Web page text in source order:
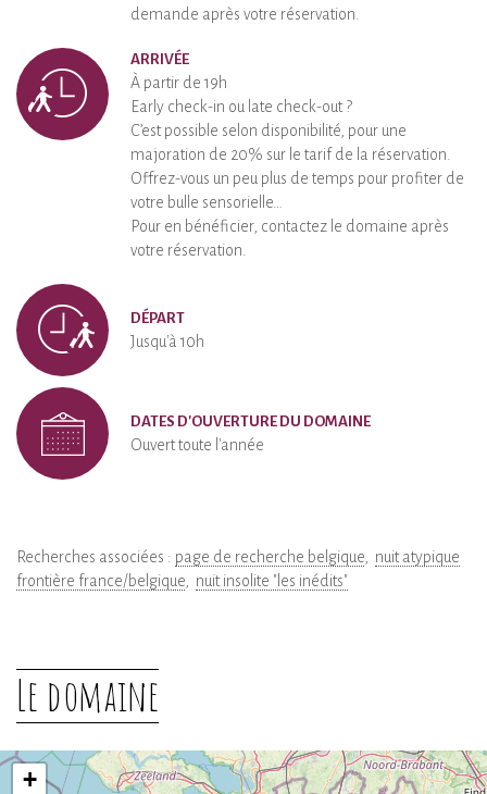
demande après votre réservation.
ARRIVÉE
À partir de 19h
Early check-in ou late check-out ?
C’est possible selon disponibilité, pour une
majoration de 20% sur le tarif de la réservation.
Offrez-vous un peu plus de temps pour profiter de
votre bulle sensorielle…
Pour en bénéficier, contactez le domaine après
votre réservation.
DÉPART
Jusqu'à 10h
DATES D'OUVERTURE DU DOMAINE
Ouvert toute l'année
Recherches associées : page de recherche belgique
nuit atypique
frontière france/belgique
nuit insolite "les inédits"
Le domaine
+